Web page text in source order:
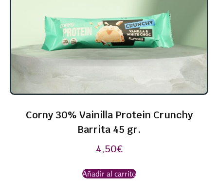
Corny 30% Vainilla Protein Crunchy
Barrita 45 gr.
4,50€
Añadir al carrito